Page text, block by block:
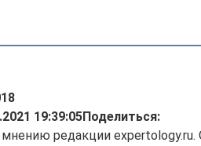
19:39:05Поделиться:
редакции